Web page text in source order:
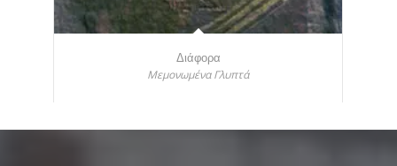
Διάφορα
Μεμονωμένα Γλυπτά